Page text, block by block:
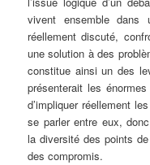
vivent ensemble dans
réellement discuté,
une solution à des
constitue ainsi un des
présenterait les
d’impliquer réellement
se parler entre eux,
la diversité des points
des compromis.